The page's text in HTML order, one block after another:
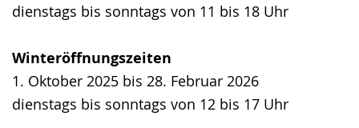
dienstags bis sonntags von 11 bis 18 Uhr
Winteröffnungszeiten
1. Oktober 2025 bis 28. Februar 2026
dienstags bis sonntags von 12 bis 17 Uhr